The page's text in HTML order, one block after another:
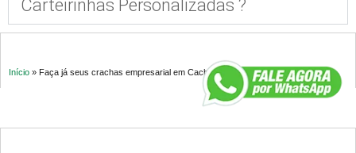
Carteirinhas Personalizadas ?
Início » Faça já seus crachas empresarial em Cachoeira de Pajeú MG